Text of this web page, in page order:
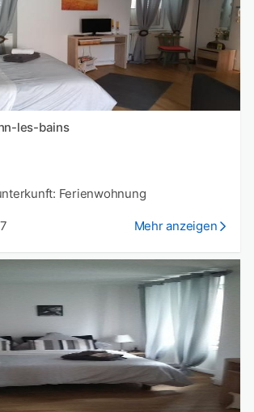
les-bains
Ferienwohnung
Mehr anzeigen